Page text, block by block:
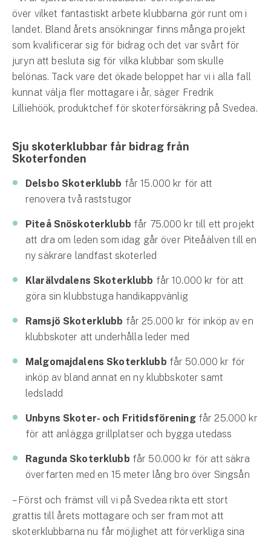
Villaförsäkring
Bostadsrättsförsäkring
Hyresrättsförsäkring
Fritidshusförsäkring
Företagsförsäkring
Bilförsäkring för företag
Drönarförsäkring
För förmedlare
Gruppförsäkringar
Försäkring via förmedlare
Se alla försäkringar
över vilket fantastiskt arbete klubbarna gör runt om i
landet. Bland årets ansökningar finns många projekt
som kvalificerar sig för bidrag och det var svårt för
juryn att besluta sig för vilka klubbar som skulle
belönas. Tack vare det ökade beloppet har vi i alla fall
kunnat välja fler mottagare i år, säger Fredrik
Lilliehöök, produktchef för skoterförsäkring på Svedea.
Sju skoterklubbar får bidrag från
Skoterfonden
Delsbo Skoterklubb får 15.000 kr för att
renovera två raststugor
Piteå Snöskoterklubb får 75.000 kr till ett projekt
att dra om leden som idag går över Piteåälven till en
ny säkrare landfast skoterled
Klarälvdalens Skoterklubb får 10.000 kr för att
göra sin klubbstuga handikappvänlig
Ramsjö Skoterklubb får 25.000 kr för inköp av en
klubbskoter att underhålla leder med
Malgomajdalens Skoterklubb får 50.000 kr för
inköp av bland annat en ny klubbskoter samt
ledsladd
Unbyns Skoter- och Fritidsföreningfår 25.000 kr
för att anlägga grillplatser och bygga utedass
Ragunda Skoterklubb får 50.000 kr för att säkra
överfarten med en 15 meter lång bro över Singsån
– Först och främst vill vi på Svedea rikta ett stort
grattis till årets mottagare och ser fram mot att
skoterklubbarna nu får möjlighet att förverkliga sina